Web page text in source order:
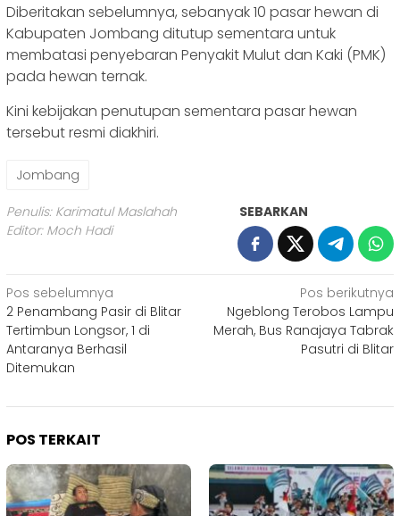
Diberitakan sebelumnya, sebanyak 10 pasar hewan di
Kabupaten Jombang ditutup sementara untuk
membatasi penyebaran Penyakit Mulut dan Kaki (PMK)
pada hewan ternak.
Kini kebijakan penutupan sementara pasar hewan
tersebut resmi diakhiri.
Jombang
Penulis: Karimatul Maslahah
Editor: Moch Hadi
SEBARKAN
Navigasi
pos
Pos sebelumnya
2 Penambang Pasir di Blitar
Tertimbun Longsor, 1 di
Antaranya Berhasil
Ditemukan
Pos berikutnya
Ngeblong Terobos Lampu
Merah, Bus Ranajaya Tabrak
Pasutri di Blitar
POS TERKAIT